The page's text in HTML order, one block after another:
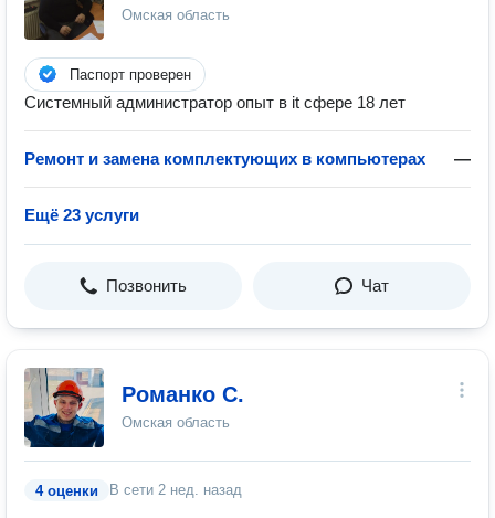
Омская область
Паспорт проверен
Системный администратор опыт в it сфере 18 лет
Ремонт и замена комплектующих в компьютерах —
Ещё 23 услуги
Позвонить Чат
Романко С.
Омская область
4 оценки В сети 2 нед. назад